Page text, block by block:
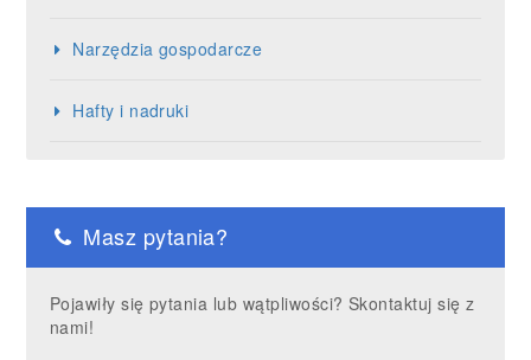
Narzędzia gospodarcze
Hafty i nadruki
Masz pytania?
Pojawiły się pytania lub wątpliwości? Skontaktuj się z
nami!